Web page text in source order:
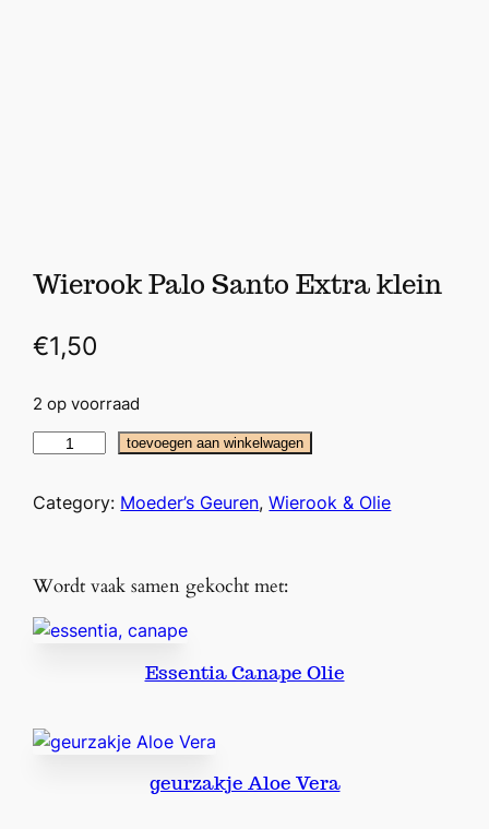
Wierook Palo Santo Extra klein
€1,50
2 op voorraad
e
o
P
S
toevoegen aan winkelwagen
Category: Moeder’s Geuren, Wierook & Olie
Wordt vaak samen gekocht met:
Essentia Canape Olie
geurzakje Aloe Vera